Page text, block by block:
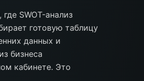
SWOT-анализ
готовую таблицу
данных и
бизнеса
кабинете. Это